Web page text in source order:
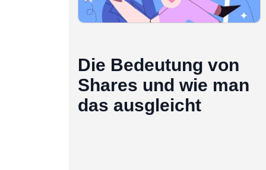
Die Bedeutung von
Shares und wie man
das ausgleicht